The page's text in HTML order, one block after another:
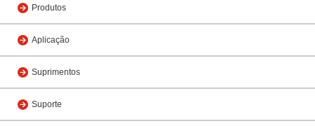
Produtos
Aplicação
Suprimentos
Suporte